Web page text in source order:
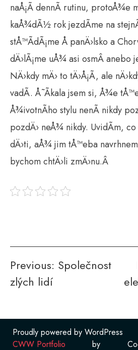
naÅ¡Ã­ dennÃ­ rutinu, protoÅ¾e
kaÅ¾dÃ½ rok jezdÃ­me na
stÅ™Ã­dÃ¡me Å panÄ›lsko a
dÄ›lÃ¡me uÅ¾ asi osmÂ anebo
NÄ›kdy mÄ› to tÄ›Å¡Ã­, ale
vadÃ­. Å˜Ã­kala jsem si, Å¾e
Å¾ivotnÃ­ho stylu nenÃ­ nikdy
pozdÄ› neÅ¾ nikdy. UvidÃ­m,
dÄ›ti, aÅ¾ jim tÅ™eba
bychom chtÄ›li zmÄ›nu.Â
Navigace
pro
Previous: Společnost
zlých lidí
Proudly powered by WordPress
CWW Portfolio
by